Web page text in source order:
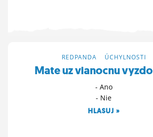
REDPANDA ÚCHYLNOSTI
Mate uz vianocnu
- Ano
- Nie
HLASUJ »